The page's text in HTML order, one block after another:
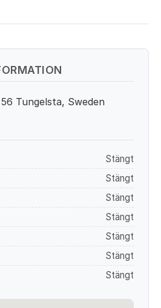
Tungelsta, Sweden
Stängt
Stängt
Stängt
Stängt
Stängt
Stängt
Stängt